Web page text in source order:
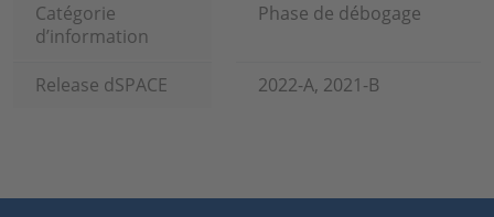
Catégorie
d’information
Phase de débogage
Release dSPACE 2022-A, 2021-B